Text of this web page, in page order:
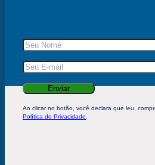
Ao clicar no botão, você declara que leu,
Política de Privacidade